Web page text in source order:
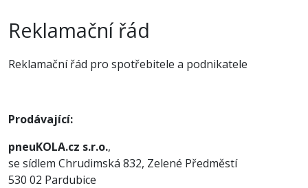
Reklamační řád
Reklamační řád pro spotřebitele a podnikatele
Prodávající:
pneuKOLA.cz s.r.o.,
se sídlem Chrudimská 832, Zelené Předměstí
530 02 Pardubice